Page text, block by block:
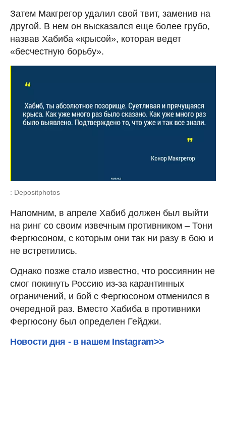
Затем Макгрегор удалил свой твит, заменив на
другой. В нем он высказался еще более грубо,
назвав Хабиба «крысой», которая ведет
«бесчестную борьбу».
: Depositphotos
Напомним, в апреле Хабиб должен был выйти
на ринг со своим извечным противником – Тони
Фергюсоном, с которым они так ни разу в бою и
не встретились.
Однако позже стало известно, что россиянин не
смог покинуть Россию из-за карантинных
ограничений, и бой с Фергюсоном отменился в
очередной раз. Вместо Хабиба в противники
Фергюсону был определен Гейджи.
Новости дня - в нашем Instagram>>